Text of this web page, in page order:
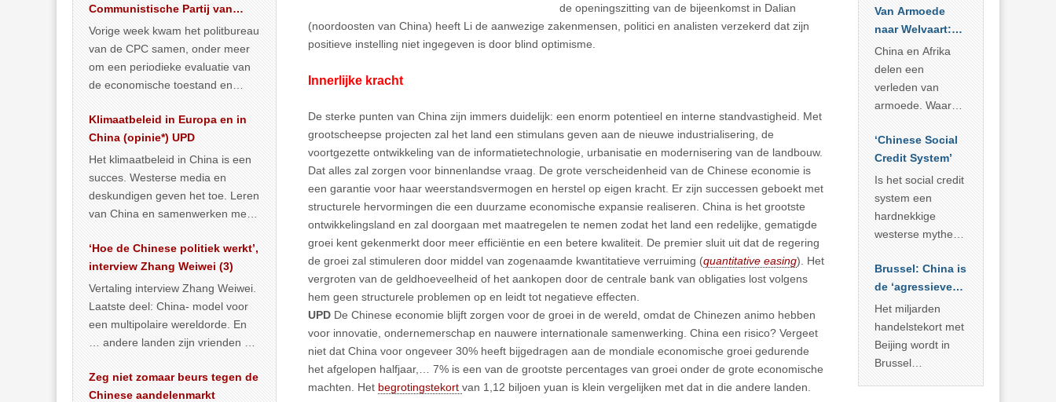
de openingszitting van de bijeenkomst in Dalian
(noordoosten van China) heeft Li de aanwezige zakenmensen, politici en analisten verzekerd dat zijn
positieve instelling niet ingegeven is door blind optimisme.
Innerlijke kracht
De sterke punten van China zijn immers duidelijk: een enorm potentieel en interne standvastigheid. Met
grootscheepse projecten zal het land een stimulans geven aan de nieuwe industrialisering, de
voortgezette ontwikkeling van de informatietechnologie, urbanisatie en modernisering van de landbouw.
Dat alles zal zorgen voor binnenlandse vraag. De grote verscheidenheid van de Chinese economie is
een garantie voor haar weerstandsvermogen en herstel op eigen kracht. Er zijn successen geboekt met
structurele hervormingen die een duurzame economische expansie realiseren. China is het grootste
ontwikkelingsland en zal doorgaan met maatregelen te nemen zodat het land een redelijke, gematigde
groei kent gekenmerkt door meer efficiëntie en een betere kwaliteit. De premier sluit uit dat de regering
de groei zal stimuleren door middel van zogenaamde kwantitatieve verruiming (quantitative easing). Het
vergroten van de geldhoeveelheid of het aankopen door de centrale bank van obligaties lost volgens
hem geen structurele problemen op en leidt tot negatieve effecten.
UPD De Chinese economie blijft zorgen voor de groei in de wereld, omdat de Chinezen animo hebben
voor innovatie, ondernemerschap en nauwere internationale samenwerking. China een risico? Vergeet
niet dat China voor ongeveer 30% heeft bijgedragen aan de mondiale economische groei gedurende
het afgelopen halfjaar,… 7% is een van de grootste percentages van groei onder de grote economische
machten. Het begrotingstekort van 1,12 biljoen yuan is klein vergelijken met dat in die andere landen.
Communistische Partij van
China de economische
toestand?
Vorige week kwam het politbureau
van de CPC samen, onder meer
om een periodieke evaluatie van
de economische toestand en
publiceerden… >> lees meer
Klimaatbeleid in Europa en in
China (opinie*) UPD
Het klimaatbeleid in China is een
succes. Westerse media en
deskundigen geven het toe. Leren
van China en samenwerken met
… >> lees meer
‘Hoe de Chinese politiek werkt’,
interview Zhang Weiwei (3)
Vertaling interview Zhang Weiwei.
Laatste deel: China- model voor
een multipolaire wereldorde. En
… andere landen zijn vrienden of
Zeg niet zomaar beurs tegen de
Chinese aandelenmarkt
Van Armoede
naar Welvaart:
Wat Afrika kan
leren van
China’s
economisch
China en Afrika
delen een
verleden van
armoede. Waar
voorbije veertig
jaar in slaagde
meer dan 800
miljoen mensen
uit de armoede
… >> lees meer
‘Chinese Social
Credit System’
Is het social credit
system een
hardnekkige
westerse mythe of
realiteit in China?
Brussel: China is
de ‘agressieve
schuldige’
Het miljarden
handelstekort met
Beijing wordt in
Brussel